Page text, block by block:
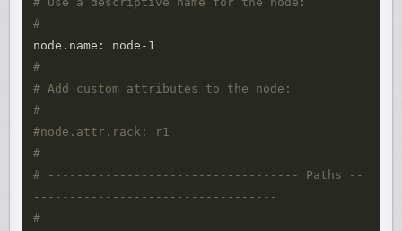
#
#
# Add custom attributes to the node:
#
#node.attr.rack: r1
#
# ----------------------------------- Paths --
----------------------------------
#